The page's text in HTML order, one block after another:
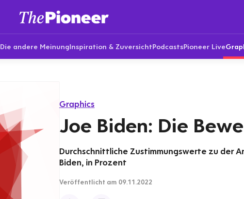
Die andere MeinungInspiration & ZuversichtPodcastsPioneer Live
Graphics
Joe Biden: Die
Durchschnittliche Zustimmungswerte zu der
Biden, in Prozent
Veröffentlicht am 09.11.2022